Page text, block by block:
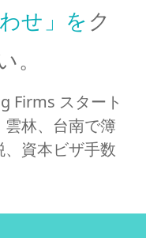
せ」をク
Firms スタート
林、台南で簿
資本ビザ手数